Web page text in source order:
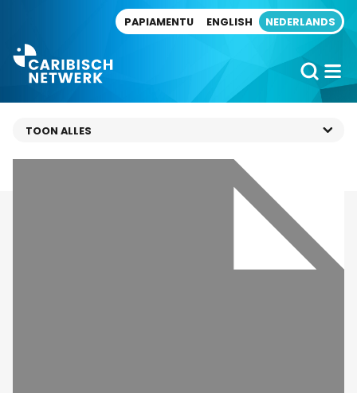
PAPIAMENTU ENGLISH NEDERLANDS